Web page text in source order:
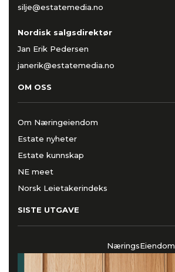
silje@estatemedia.no
Nordisk salgsdirektør
Jan Erik Pedersen
janerik@estatemedia.no
OM OSS
Om Næringeiendom
Estate nyheter
Estate kunnskap
NE meet
Norsk Leietakerindeks
SISTE UTGAVE
NæringsEiendom